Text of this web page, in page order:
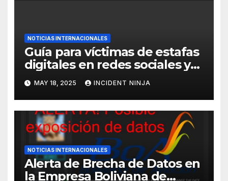
NOTICIAS INTERNACIONALES
Guía para víctimas de estafas
digitales en redes sociales y
WhatsApp
MAY 18, 2025 INCIDENT NINJA
NOTICIAS INTERNACIONALES
Alerta de Brecha de Datos en
la Empresa Boliviana de